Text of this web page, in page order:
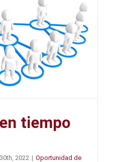
tiempo
2022 | Oportunidad de